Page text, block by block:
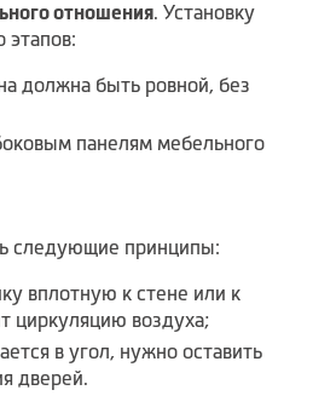
отношения. Установку
этапов:
должна быть ровной, без
панелям мебельного
следующие принципы:
вплотную к стене или к
циркуляцию воздуха;
в угол, нужно оставить
дверей.